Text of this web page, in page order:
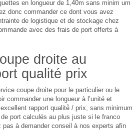
en longueur de 1,40m sans minim um
donc commander ce dont vous avez
de logistique et de stockage chez
avec des frais de port offerts à
droite au
qualité prix
coupe droite pour le particulier ou le
commander une longueur à l’unité et
rapport qualité́ / prix, sans minimum
port calculés au plus juste si le franco
pas à demander conseil à nos experts afin